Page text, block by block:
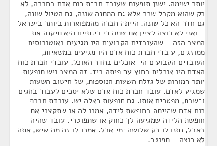
יותר ישימה. ישנן תופעות שעובד חברת כוח אדם בחברה, לא
רק שהוא מקבל שכר אלא גם המתנה שונה, גם הטיול שונה,
גם חדר האוכל שונה. הייתה חברה מהמפוארות ביותר בישראל
– ואני לא רוצה לציין את שמה כי בינתיים היא תיקנה את
המצב הזה – שהעובדים הקבועים היו מגיעים באוטובוסים
ממוזגים, עובדי חברת כוח אדם היו מגיעים במשאיות,
העובדים הקבועים היו אוכלים בחדר האוכל, עובדי חברת כוח
האדם היו אוכלים בחוץ עם פיתה ביד. זה המצב ויש תופעות
יותר חמורות של גזלת השעות הנוספות, של חישוב השעות
שמגיע לאדם. עובד חברת כוח אדם שלא יסכים לעבוד בחגים
ובשבת, מפטרים אותו. גם תופעות כאלה יש. עובדת חברת
כוח אדם שהייתה בחופשת לידה, אמרו לה או שתקצרי את
חופשת הלידה שמגיעה לך כחוק או שתפוטרי. עובד שהיה
באבל, נתנו לו רק שלושה ימי אבל. אמרו לו זה מה שיש, אתה
לא רוצה – תפוטר.